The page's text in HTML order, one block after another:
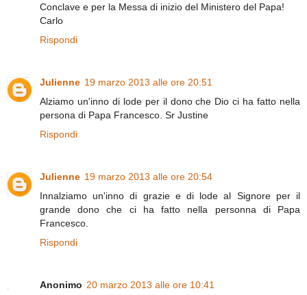
Conclave e per la Messa di inizio del Ministero del Papa!
Carlo
Rispondi
Julienne 19 marzo 2013 alle ore 20:51
Alziamo un'inno di lode per il dono che Dio ci ha fatto nella
persona di Papa Francesco. Sr Justine
Rispondi
Julienne 19 marzo 2013 alle ore 20:54
Innalziamo un'inno di grazie e di lode al Signore per il
grande dono che ci ha fatto nella personna di Papa
Francesco.
Rispondi
Anonimo 20 marzo 2013 alle ore 10:41